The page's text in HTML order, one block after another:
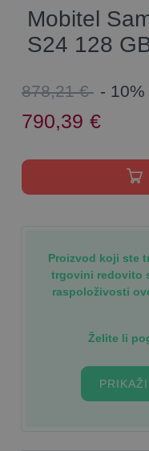
Mobitel
S24 128
878,21 € - 10%
790,39 €
Proizvod koji ste
trgovini redovito
raspoloživosti
Želite li